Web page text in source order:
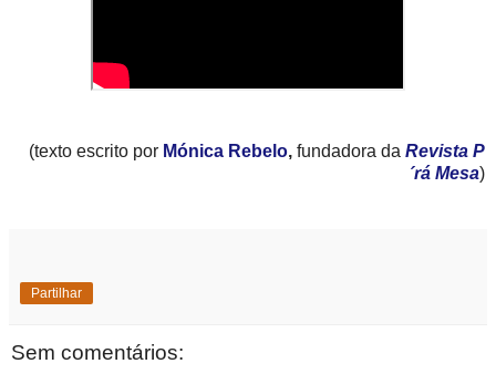
(texto escrito por Mónica Rebelo, fundadora da Revista P
´rá Mesa)
Partilhar
Sem comentários: